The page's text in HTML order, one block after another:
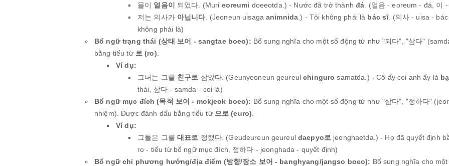
물이 얼음이 되었다. (Muri eoreumi doeeotda.) - Nước đã trở thành đá . (얼음 - eoreum - đá,
저는 의사가 아닙니다. (Jeoneun uisagaanimnida .) - Tôi không phải là bác sĩ. (의사 - uisa -
không phải là)
Bổ ngữ trạng thái (상태 보어 - sangtae boeo): Bổ sung nghĩa cho một số động từ như "되다", "삼다"
bằng tiểu từ 로 (ro)
Ví dụ:
그녀는 그를 친구로 삼았다. (Geunyeoneun geureulchinguro samatda.) - Cô ấy coi anh ấy là
thái, 삼다 - samda - coi là)
Bổ ngữ mục đích (목적 보어 - mokjeok boeo): Bổ sung nghĩa cho một số động từ như "삼다", "정하다"
nhiệm). Được đánh dấu bằng tiểu từ 으로 (euro)
Ví dụ:
그들은 그를 대표로 정했다. (Geudeureun geureuldaepyo로 jeonghaetda.) - Họ đã quyết định
ro - tiểu từ bổ ngữ mục đích, 정하다 - jeonghada - quyết định)
Bổ ngữ chỉ phương hướng/địa điểm (방향/장소 보어 - banghyang/jangso boeo): Bổ sung nghĩa cho